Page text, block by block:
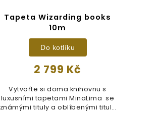
Tapeta Wizarding books
10m
2 799 Kč
Do kotlíku
Vytvořte si doma knihovnu s
luxusními tapetami MinaLima se
známými tituly a oblíbenými tituly